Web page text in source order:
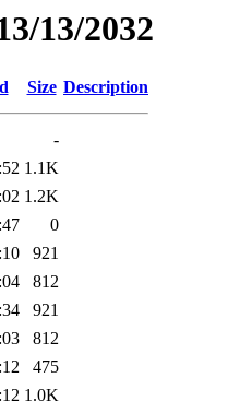
13/2032
Size Description
-
1.1K
1.2K
0
921
812
921
812
475
1.0K